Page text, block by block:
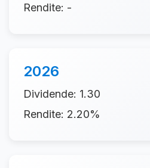
Rendite: -
2026
Dividende: 1.30
Rendite: 2.20%